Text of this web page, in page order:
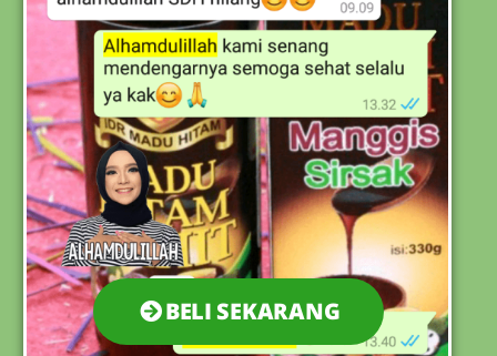
BELI SEKARANG